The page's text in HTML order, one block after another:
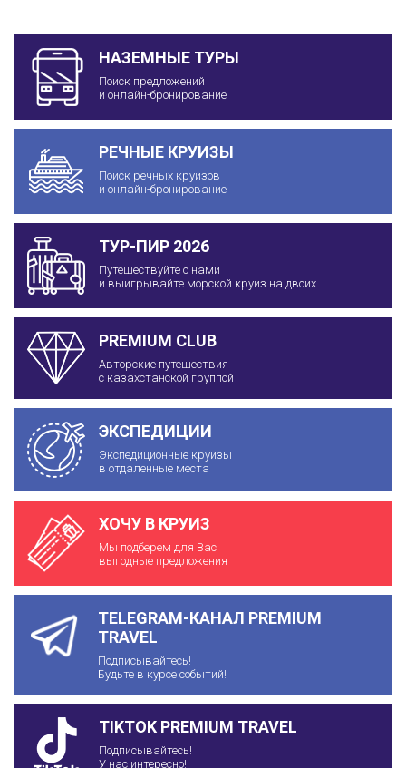
НАЗЕМНЫЕ ТУРЫ
Поиск предложений
и онлайн-бронирование
РЕЧНЫЕ КРУИЗЫ
Поиск речных круизов
и онлайн-бронирование
ТУР-ПИР 2026
Путешествуйте с нами
и выигрывайте морской круиз на двоих
PREMIUM CLUB
Авторские путешествия
с казахстанской группой
ЭКСПЕДИЦИИ
Экспедиционные круизы
в отдаленные места
ХОЧУ В КРУИЗ
Мы подберем для Вас
выгодные предложения
TELEGRAM-КАНАЛ PREMIUM
TRAVEL
Подписывайтесь!
Будьте в курсе событий!
TIKTOK PREMIUM TRAVEL
Подписывайтесь!
У нас интересно!